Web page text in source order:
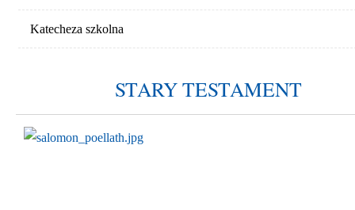
Katecheza szkolna
STARY TESTAMENT